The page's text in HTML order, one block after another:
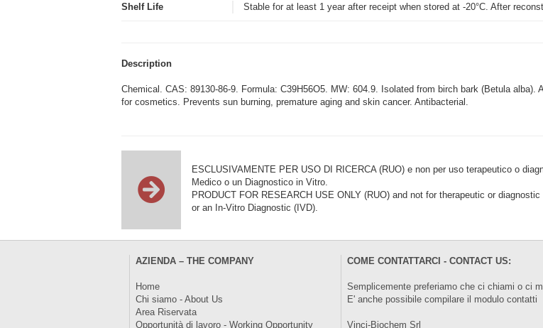
Shelf Life Stable for at least 1 year after receipt when stored at -20°C. After
Description
Chemical. CAS: 89130-86-9. Formula: C39H56O5. MW: 604.9. Isolated from birch bark (Betula
for cosmetics. Prevents sun burning, premature aging and skin cancer. Antibacterial.
ESCLUSIVAMENTE PER USO DI RICERCA (RUO) e non per uso terapeutico o
Medico o un Diagnostico in Vitro.
PRODUCT FOR RESEARCH USE ONLY (RUO) and not for therapeutic or
or an In-Vitro Diagnostic (IVD).
AZIENDA – THE COMPANY
Home
Chi siamo - About Us
Area Riservata
Opportunità di lavoro - Working Opportunity
COME CONTATTARCI - CONTACT US:
Semplicemente preferiamo che ci chiami o ci
E' anche possibile compilare il modulocontatti
Vinci-Biochem Srl